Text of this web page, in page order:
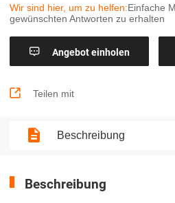
Wir sind hier, um zu helfen:Einfache
gewünschten Antworten zu erhalten
 Angebot einholen
 Teilen mit
Beschreibung
Beschreibung